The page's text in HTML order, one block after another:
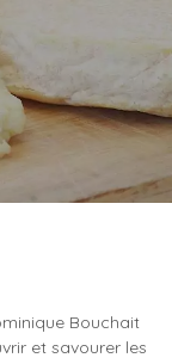
Bouchait
et savourer les